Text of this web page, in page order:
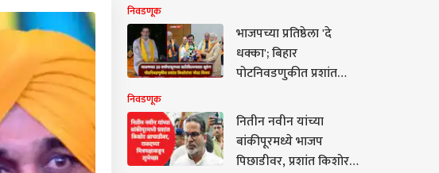
राज'कारण', पहिली
प्रतिक्रिया
निवडणूक
भाजपच्या प्रतिष्ठेला 'दे
धक्का'; बिहार
पोटनिवडणुकीत प्रशांत
वर्षांपासूनच्या
बालेकिल्ल्याला सुरुंग
निवडणूक
नितीन नवीन यांच्या
बांकीपूरमध्ये भाजप
पिछाडीवर, प्रशांत किशोर